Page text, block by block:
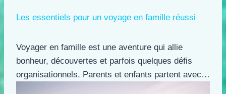
Les essentiels pour un voyage en famille réussi
Voyager en famille est une aventure qui allie
bonheur, découvertes et parfois quelques défis
organisationnels. Parents et enfants partent avec…